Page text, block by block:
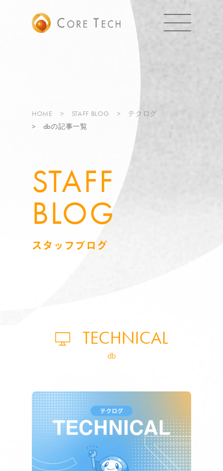
HOME STAFF BLOG
テクログ
dbの記事一覧
STAFF
BLOG
スタッフブログ
TECHNICAL
db